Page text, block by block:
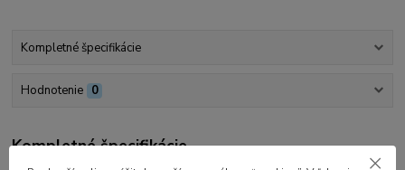
Kompletné špecifikácie
Hodnotenie 0
Kompletné špecifikácie